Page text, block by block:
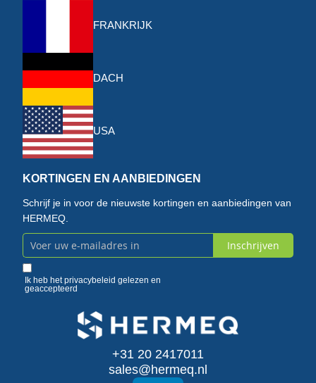
FRANKRIJK
DACH
USA
KORTINGEN EN AANBIEDINGEN
Schrijf je in voor de nieuwste kortingen en aanbiedingen van
HERMEQ.
Abonneer
u
Inschrijven
Ik heb hetprivacybeleid gelezen en
geaccepteerd
+31 20 2417011
sales@hermeq.nl